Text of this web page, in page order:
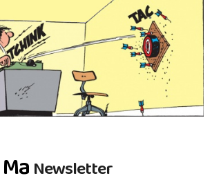
Ma Newsletter